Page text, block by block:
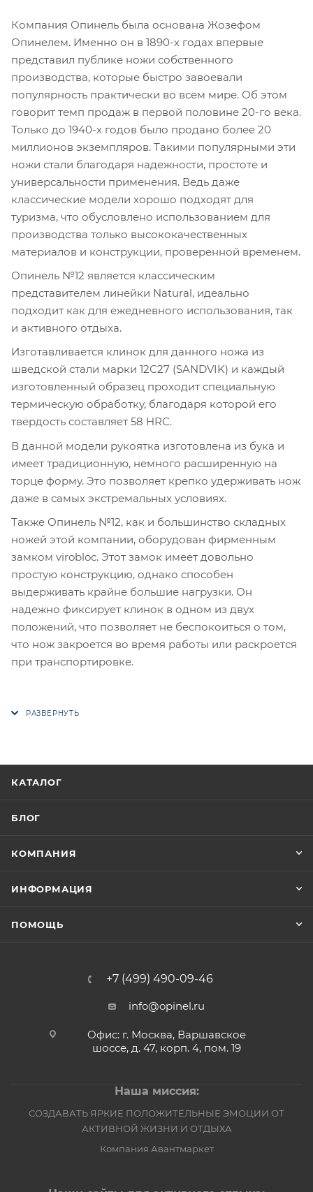
Компания Опинель была основана Жозефом
Опинелем. Именно он в 1890-х годах впервые
представил публике ножи собственного
производства, которые быстро завоевали
популярность практически во всем мире. Об этом
говорит темп продаж в первой половине 20-го века.
Только до 1940-х годов было продано более 20
миллионов экземпляров. Такими популярными эти
ножи стали благодаря надежности, простоте и
универсальности применения. Ведь даже
классические модели хорошо подходят для
туризма, что обусловлено использованием для
производства только высококачественных
материалов и конструкции, проверенной временем.
Опинель №12 является классическим
представителем линейки Natural, идеально
подходит как для ежедневного использования, так
и активного отдыха.
Изготавливается клинок для данного ножа из
шведской стали марки 12С27 (SANDVIK) и каждый
изготовленный образец проходит специальную
термическую обработку, благодаря которой его
твердость составляет 58 HRC.
В данной модели рукоятка изготовлена из бука и
имеет традиционную, немного расширенную на
торце форму. Это позволяет крепко удерживать нож
даже в самых экстремальных условиях.
Также Опинель №12, как и большинство складных
ножей этой компании, оборудован фирменным
замком virobloc. Этот замок имеет довольно
простую конструкцию, однако способен
выдерживать крайне большие нагрузки. Он
надежно фиксирует клинок в одном из двух
положений, что позволяет не беспокоиться о том,
что нож закроется во время работы или раскроется
при транспортировке.
КАТАЛОГ
БЛОГ
КОМПАНИЯ
ИНФОРМАЦИЯ
ПОМОЩЬ
+7 (499) 490-09-46
info@opinel.ru
Офис: г. Москва, Варшавское
шоссе, д. 47, корп. 4, пом. 19
Наша миссия:
СОЗДАВАТЬ ЯРКИЕ ПОЛОЖИТЕЛЬНЫЕ ЭМОЦИИ ОТ
АКТИВНОЙ ЖИЗНИ И ОТДЫХА
Компания Авантмаркет